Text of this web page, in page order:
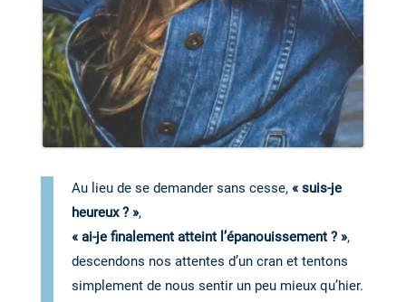
Au lieu de se demander sans cesse, « suis-je
heureux ? »,
« ai-je finalement atteint l’épanouissement ? »,
descendons nos attentes d’un cran et tentons
simplement de nous sentir un peu mieux qu’hier.